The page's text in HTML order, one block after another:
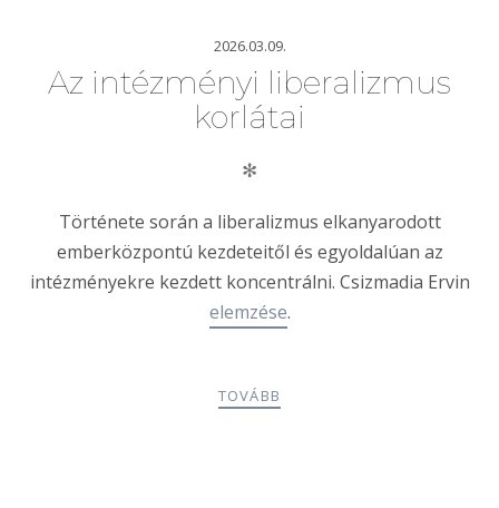
2026.03.09.
Az intézményi liberalizmus
korlátai
✻
Története során a liberalizmus elkanyarodott
emberközpontú kezdeteitől és egyoldalúan az
intézményekre kezdett koncentrálni. Csizmadia Ervin
elemzése.
TOVÁBB